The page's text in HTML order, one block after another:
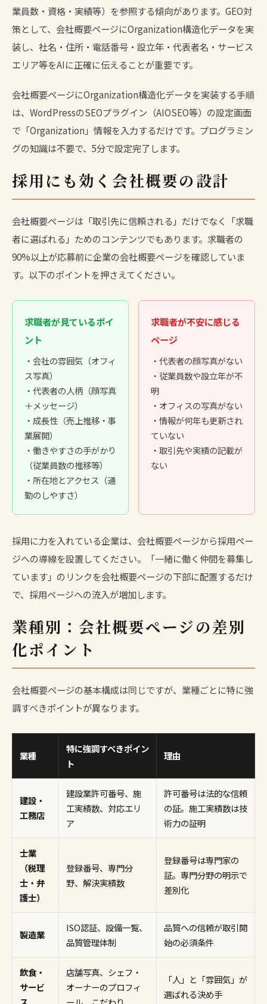
業員数・資格・実績等）を参照する傾向があります。 GEO対
策として、会社概要ページにOrganization構造化データを実
装し、社名・住所・電話番号・設立年・代表者名・サービス
エリア等をAIに正確に伝えることが重要です。
会社概要ページにOrganization構造化データを実装する手順
は、WordPressのSEOプラグイン（AIOSEO等）の設定画面
で「Organization」情報を入力するだけです。プログラミン
グの知識は不要で、5分で設定完了します。
採用にも効く会社概要の設計
会社概要ページは「取引先に信頼される」だけでなく「求職
者に選ばれる」ためのコンテンツでもあります。求職者の
90%以上が応募前に企業の会社概要ページを確認していま
す。以下のポイントを押さえてください。
求職者が見ているポイ
ント
・会社の雰囲気（オフィ
ス写真）
・代表者の人柄（顔写真
＋メッセージ）
・成長性（売上推移・事
業展開）
・働きやすさの手がかり
（従業員数の推移等）
・所在地とアクセス（通
勤のしやすさ）
求職者が不安に感じる
ページ
・代表者の顔写真がない
・従業員数や設立年が不
明
・オフィスの写真がない
・情報が何年も更新され
ていない
・取引先や実績の記載が
ない
採用に力を入れている企業は、会社概要ページから採用ペー
ジへの導線を設置してください。「一緒に働く仲間を募集し
ています」のリンクを会社概要ページの下部に配置するだけ
で、採用ページへの流入が増加します。
業種別：会社概要ページの差別
化ポイント
会社概要ページの基本構成は同じですが、業種ごとに特に強
調すべきポイントが異なります。
業種
特に強調すべきポイン
ト
理由
建設・
工務店
建設業許可番号、施
工実績数、対応エリ
ア
許可番号は法的な信頼
の証。施工実績数は技
術力の証明
士業
（税理
士・弁
護士）
登録番号、専門分
野、解決実績数
登録番号は専門家の
証。専門分野の明示で
差別化
製造業
ISO認証、設備一覧、
品質管理体制
品質への信頼が取引開
始の必須条件
飲食・
サービ
店舗写真、シェフ・
オーナーのプロフィ
「人」と「雰囲気」が
選ばれる決め手